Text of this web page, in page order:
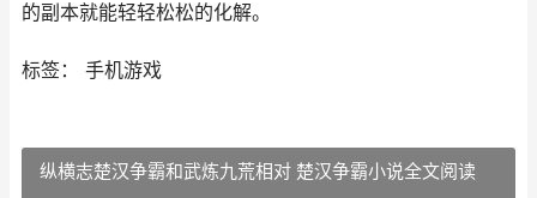
的副本就能轻轻松松的化解。
标签： 手机游戏
纵横志楚汉争霸和武炼九荒相对 楚汉争霸小说全文阅读